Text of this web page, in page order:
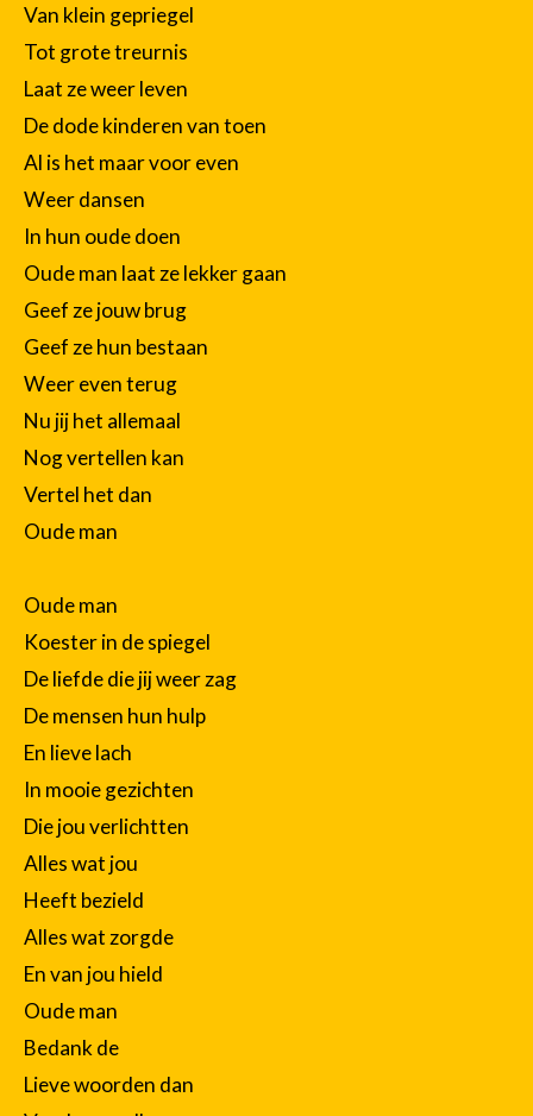
Van klein gepriegel
Tot grote treurnis
Laat ze weer leven
De dode kinderen van toen
Al is het maar voor even
Weer dansen
In hun oude doen
Oude man laat ze lekker gaan
Geef ze jouw brug
Geef ze hun bestaan
Weer even terug
Nu jij het allemaal
Nog vertellen kan
Vertel het dan
Oude man
Oude man
Koester in de spiegel
De liefde die jij weer zag
De mensen hun hulp
En lieve lach
In mooie gezichten
Die jou verlichtten
Alles wat jou
Heeft bezield
Alles wat zorgde
En van jou hield
Oude man
Bedank de
Lieve woorden dan